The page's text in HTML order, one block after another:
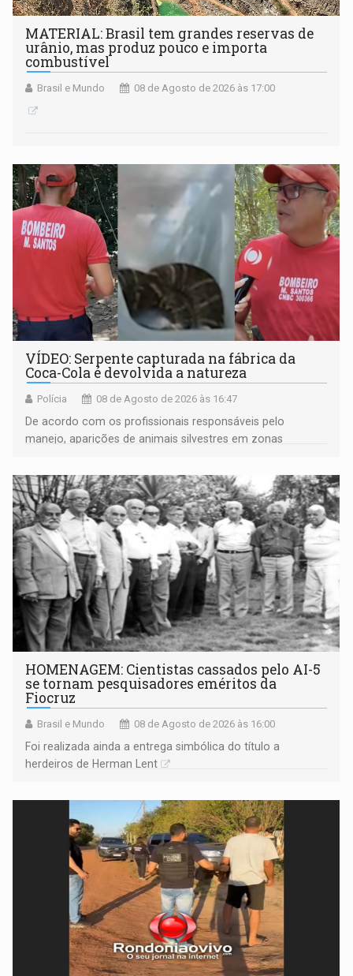
MATERIAL: Brasil tem grandes reservas de
urânio, mas produz pouco e importa
combustível
Brasil e Mundo 08 de Agosto de 2026 às 17:00
VÍDEO: Serpente capturada na fábrica da
Coca-Cola é devolvida a natureza
Polícia 08 de Agosto de 2026 às 16:47
De acordo com os profissionais responsáveis pelo
manejo, aparições de animais silvestres em zonas
HOMENAGEM: Cientistas cassados pelo AI-5
se tornam pesquisadores eméritos da
Fiocruz
Brasil e Mundo 08 de Agosto de 2026 às 16:00
Foi realizada ainda a entrega simbólica do título a
herdeiros de Herman Lent